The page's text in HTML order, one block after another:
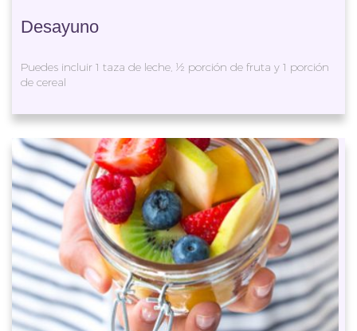
Desayuno
Puedes incluir 1 taza de leche, ½ porción de fruta y 1 porción
de cereal